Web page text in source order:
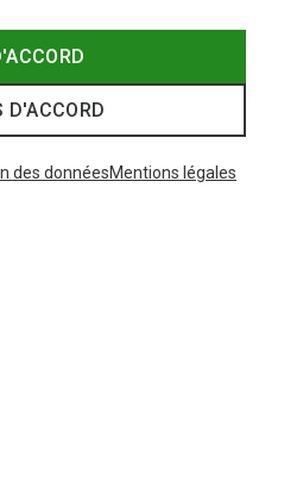
D'ACCORD
des donnéesMentions légales